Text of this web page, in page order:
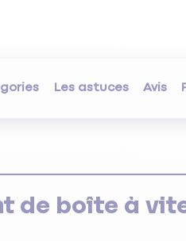
Les astuces Avis
de boîte à